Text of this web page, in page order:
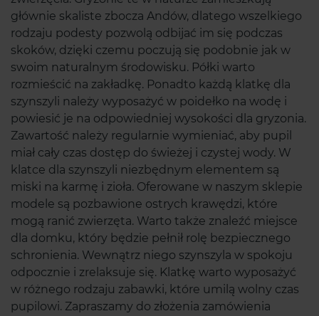
głównie skaliste zbocza Andów, dlatego wszelkiego
rodzaju podesty pozwolą odbijać im się podczas
skoków, dzięki czemu poczują się podobnie jak w
swoim naturalnym środowisku. Półki warto
rozmieścić na zakładkę. Ponadto każdą klatkę dla
szynszyli należy wyposażyć w poidełko na wodę i
powiesić je na odpowiedniej wysokości dla gryzonia.
Zawartość należy regularnie wymieniać, aby pupil
miał cały czas dostęp do świeżej i czystej wody. W
klatce dla szynszyli niezbędnym elementem są
miski na karmę i zioła. Oferowane w naszym sklepie
modele są pozbawione ostrych krawędzi, które
mogą ranić zwierzęta. Warto także znaleźć miejsce
dla domku, który będzie pełnił rolę bezpiecznego
schronienia. Wewnątrz niego szynszyla w spokoju
odpocznie i zrelaksuje się. Klatkę warto wyposażyć
w różnego rodzaju zabawki, które umilą wolny czas
pupilowi. Zapraszamy do złożenia zamówienia